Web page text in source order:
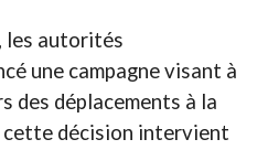
les autorités
une campagne visant à
des déplacements à la
décision intervient